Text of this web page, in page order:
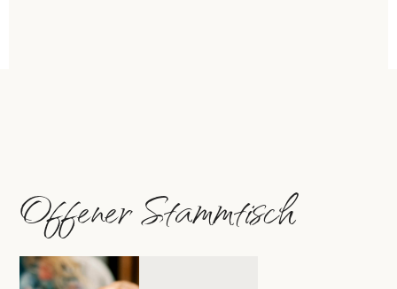
Offener Stammtisch